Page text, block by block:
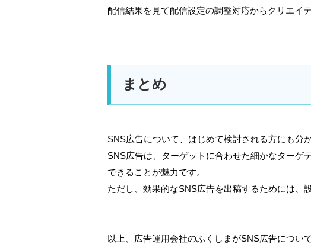
配信結果を見て配信設定の調整対応からクリエイ
まとめ
SNS広告について、はじめて検討される方にも分
SNS広告は、ターゲットに合わせた細かなターゲ
できることが魅力です。
ただし、効果的なSNS広告を出稿するためには、
以上、広告運用会社のふくしまがSNS広告につい